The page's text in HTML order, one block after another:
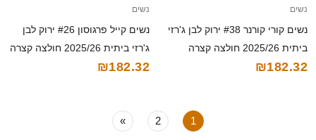
נשים
נשים קורי קורנר #38 ירוק לבן ג'רזי
ביתית 2025/26 חולצה קצרה
₪182.32
נשים
נשים קייל פרגוסון #26 ירוק לבן
ג'רזי ביתית 2025/26 חולצה קצרה
₪182.32
1
2
»